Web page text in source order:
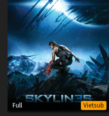
Full Vietsub